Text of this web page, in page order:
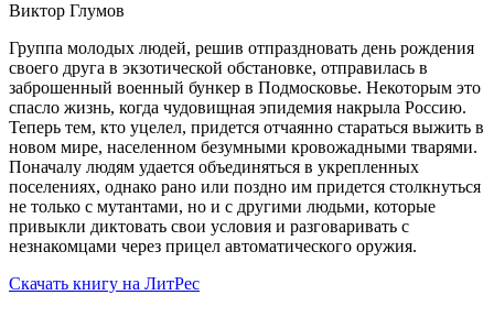
Виктор Глумов
Группа молодых людей, решив отпраздновать день рождения
своего друга в экзотической обстановке, отправилась в
заброшенный военный бункер в Подмосковье. Некоторым это
спасло жизнь, когда чудовищная эпидемия накрыла Россию.
Теперь тем, кто уцелел, придется отчаянно стараться выжить в
новом мире, населенном безумными кровожадными тварями.
Поначалу людям удается объединяться в укрепленных
поселениях, однако рано или поздно им придется столкнуться
не только с мутантами, но и с другими людьми, которые
привыкли диктовать свои условия и разговаривать с
незнакомцами через прицел автоматического оружия.
Cкачать книгу на ЛитРес